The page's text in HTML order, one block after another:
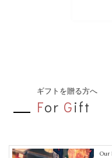
ギフトを贈る方へ
For Gift
Our